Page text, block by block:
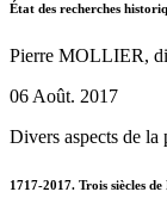
État des recherches
Pierre MOLLIER,
06 Août. 2017
Divers aspects de la
1717-2017. Trois siècles